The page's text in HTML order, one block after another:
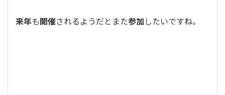
来年も開催されるようだとまた参加したいですね。